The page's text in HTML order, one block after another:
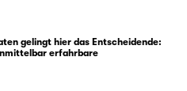
sondern auch uns,
gelingt hier das Entscheidende:
erfahrbare